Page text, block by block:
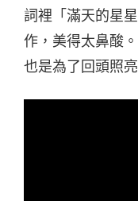
詞裡「滿天的星
作，美得太鼻酸
也是為了回頭照